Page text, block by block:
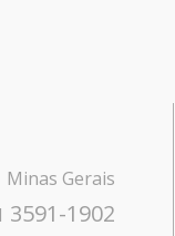
Minas Gerais
3591-1902